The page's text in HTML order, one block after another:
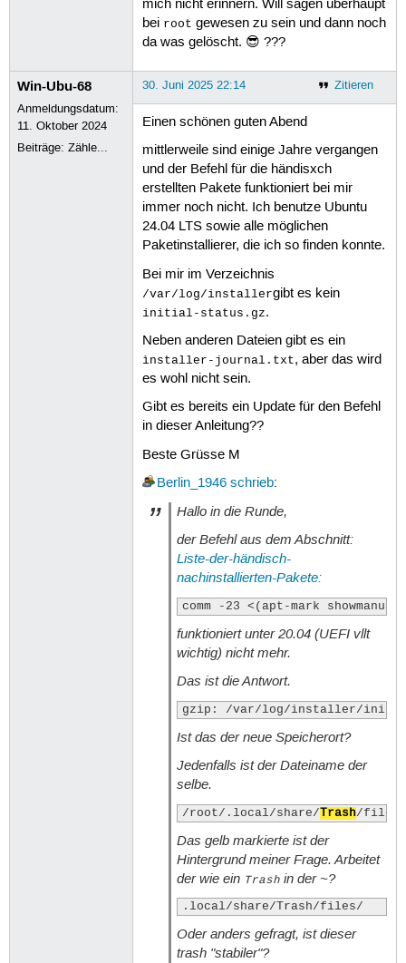
mich nicht erinnern. Will sagen überhaupt
bei root gewesen zu sein und dann noch
da was gelöscht. 😎 ???
Win-Ubu-68
Anmeldungsdatum:
11. Oktober 2024
Beiträge:Zähle...
Zitieren
30. Juni 2025 22:14
Einen schönen guten Abend
mittlerweile sind einige Jahre vergangen
und der Befehl für die händisxch
erstellten Pakete funktioniert bei mir
immer noch nicht. Ich benutze Ubuntu
24.04 LTS sowie alle möglichen
Paketinstallierer, die ich so finden konnte.
Bei mir im Verzeichnis
/var/log/installergibt es kein
initial-status.gz.
Neben anderen Dateien gibt es ein
ìnstaller-journal.txt, aber das wird
es wohl nicht sein.
Gibt es bereits ein Update für den Befehl
in dieser Anleitung??
Beste Grüsse M
Berlin_1946 schrieb:
Hallo in die Runde,
der Befehl aus dem Abschnitt:
Liste-der-händisch-
nachinstallierten-Pakete:
comm -23 <(apt-mark
funktioniert unter 20.04 (UEFI vllt
wichtig) nicht mehr.
Das ist die Antwort.
gzip: /var/log/installer/
Ist das der neue Speicherort?
Jedenfalls ist der Dateiname der
selbe.
/root/.local/share/Trash/
Das gelb markierte ist der
Hintergrund meiner Frage. Arbeitet
der wie ein Trashin der ~?
.local/share/Trash/files/
Oder anders gefragt, ist dieser
trash "stabiler"?